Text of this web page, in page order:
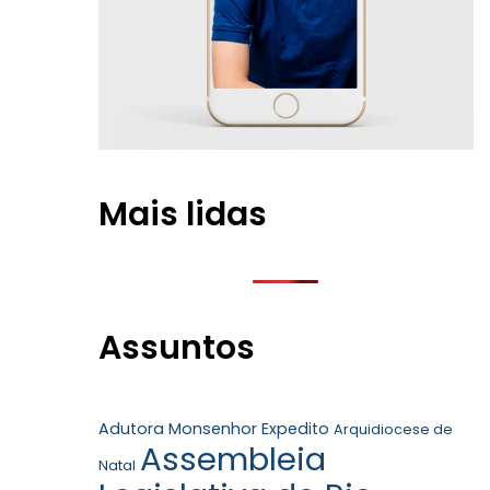
Mais lidas
Assuntos
Adutora Monsenhor Expedito Arquidiocese de
Natal Assembleia